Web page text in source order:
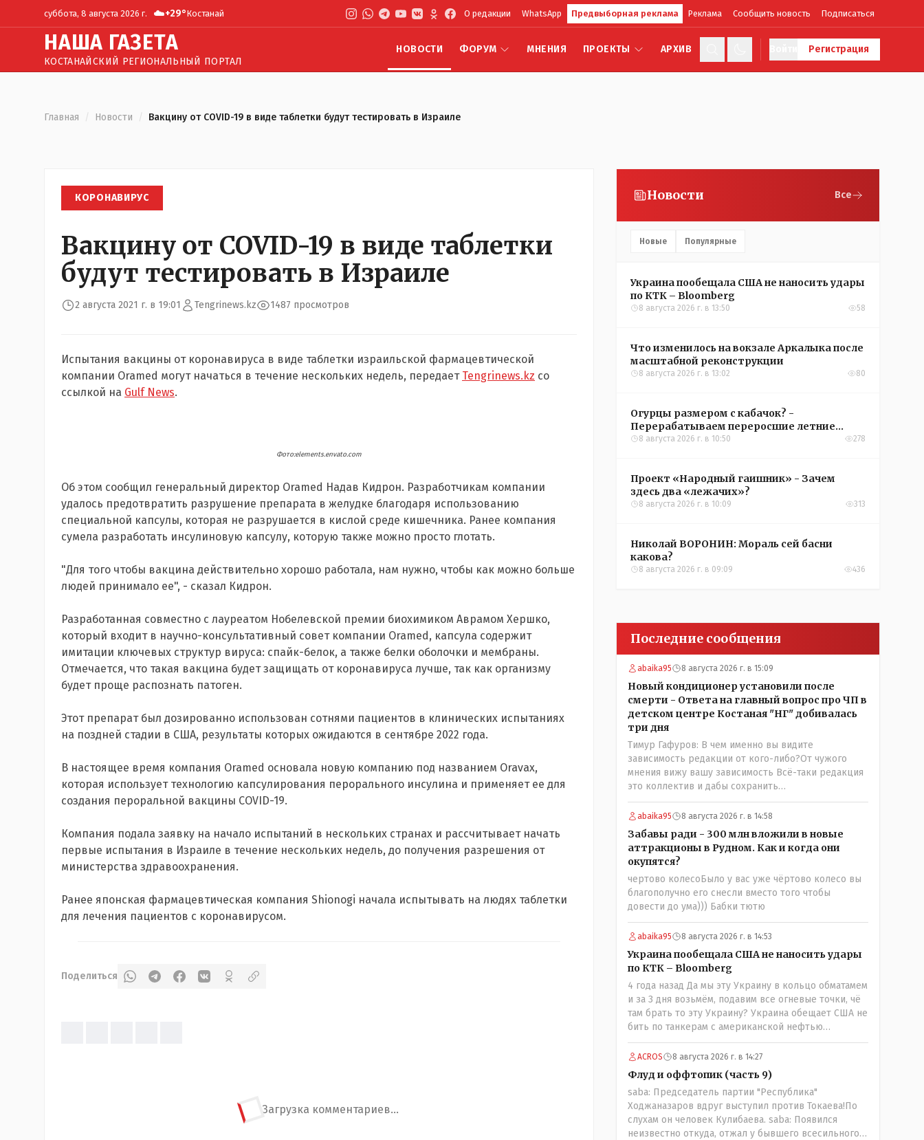
суббота, 8 августа 2026 г. ☁️+29°Костанай О редакции WhatsApp Предвыборная реклама Реклама Сообщить новость Подписаться
НАША ГАЗЕТА
КОСТАНАЙСКИЙ РЕГИОНАЛЬНЫЙ ПОРТАЛ
НОВОСТИ ФОРУМ МНЕНИЯ ПРОЕКТЫ АРХИВ Регистрация
Главная / Новости / Вакцину от COVID-19 в виде таблетки будут тестировать в Израиле
КОРОНАВИРУС
Вакцину от COVID-19 в виде таблетки
будут тестировать в Израиле
2 августа 2021 г. в 19:01 Tengrinews.kz 1487 просмотров
Испытания вакцины от коронавируса в виде таблетки израильской фармацевтической
компании Oramed могут начаться в течение нескольких недель, передает Tengrinews.kz со
ссылкой на Gulf News.
Фото:elements.envato.com
Об этом сообщил генеральный директор Oramed Надав Кидрон. Разработчикам компании
удалось предотвратить разрушение препарата в желудке благодаря использованию
специальной капсулы, которая не разрушается в кислой среде кишечника. Ранее компания
сумела разработать инсулиновую капсулу, которую также можно просто глотать.
"Для того чтобы вакцина действительно хорошо работала, нам нужно, чтобы как можно больше
людей принимало ее", - сказал Кидрон.
Разработанная совместно с лауреатом Нобелевской премии биохимиком Аврамом Хершко,
который входит в научно-консультативный совет компании Oramed, капсула содержит
имитации ключевых структур вируса: спайк-белок, а также белки оболочки и мембраны.
Отмечается, что такая вакцина будет защищать от коронавируса лучше, так как организму
будет проще распознать патоген.
Этот препарат был дозированно использован сотнями пациентов в клинических испытаниях
на поздней стадии в США, результаты которых ожидаются в сентябре 2022 года.
В настоящее время компания Oramed основала новую компанию под названием Oravax,
которая использует технологию капсулирования перорального инсулина и применяет ее для
создания пероральной вакцины COVID-19.
Компания подала заявку на начало испытаний в нескольких странах и рассчитывает начать
первые испытания в Израиле в течение нескольких недель, до получения разрешения от
министерства здравоохранения.
Ранее японская фармацевтическая компания Shionogi начала испытывать на людях таблетки
для лечения пациентов с коронавирусом.
Поделиться
Загрузка комментариев...
Новости Все
Новые Популярные
Украина пообещала США не наносить удары
по КТК – Bloomberg
8 августа 2026 г. в 13:50 58
Что изменилось на вокзале Аркалыка после
масштабной реконструкции
8 августа 2026 г. в 13:02 80
Огурцы размером с кабачок? -
Перерабатываем переросшие летние
овощи, чтобы вкусно съесть зимой
8 августа 2026 г. в 10:50 278
Проект «Народный гаишник» - Зачем
здесь два «лежачих»?
8 августа 2026 г. в 10:09 313
Николай ВОРОНИН: Мораль сей басни
какова?
8 августа 2026 г. в 09:09 436
Последние сообщения
abaika95 8 августа 2026 г. в 15:09
Новый кондиционер установили после
смерти - Ответа на главный вопрос про ЧП в
детском центре Костаная "НГ" добивалась
три дня
Тимур Гафуров: В чем именно вы видите
зависимость редакции от кого-либо?От чужого
мнения вижу вашу зависимость Всё-таки редакция
это коллектив и дабы сохранить
профессиональное лицо можно было бы и указать
Общественному объединению на не корректность
высказываний о вас в том тоне в котором была та
публикация. Нет вы проглотили оскорбления и
побежали оправдываться Незнаю если бы моего
журналиста поносили на всю округу за его по сути
рабочую ошибку я бы его в обиду не дал. Да
признать ошибку но при этом и указать хейтерам
их место как мне кажется надо. А у вас как-то не
получилось. В итоге есть ощущение что вы не пятая
власть а инструмент в руках тех кто может вас
публично поносить maxsaf: А чё, надо было оставить
оригинальную статью, где всё красиво, чисто и
свежо?Да, это называется журналистика. Человек
проделал работу это его взгляд на вещи У другого
свой взгляд Почему вообще кто-то должен
указывать журналисту как писать и в каком тоне?
maxsaf: Ну правда бы всё равно вышла наружу, все
установлены ПОСЛЕ смерти ребенка.Флаг в руки.
Выяснили и выяснили что дальше? У журналиста НГ
была другая задача провести репортаж а не
расследование maxsaf: Или тебе такой вариант не
нравится? Ты вообще на чьей стороне в этой
истории?Я на стороне объективной подачи
abaika95 8 августа 2026 г. в 14:58
Забавы ради - 300 млн вложили в новые
аттракционы в Рудном. Как и когда они
окупятся?
чертово колесоБыло у вас уже чёртово колесо вы
благополучно его снесли вместо того чтобы
довести до ума))) Бабки тютю
abaika95 8 августа 2026 г. в 14:53
Украина пообещала США не наносить удары
по КТК – Bloomberg
4 года назад Да мы эту Украину в кольцо обматамем
и за 3 дня возьмём, подавим все огневые точки, чё
там брать то эту Украину? Украина обещает США не
бить по танкерам с американской нефтью
добываемой в Казахстане-мы сейчас в этой точке
ACROS 8 августа 2026 г. в 14:27
Флуд и оффтопик (часть 9)
saba: Председатель партии "Республика"
Ходжаназаров вдруг выступил против Токаева!По
слухам он человек Кулибаева. saba: Появился
неизвестно откуда, отжал у бывшего всесильного